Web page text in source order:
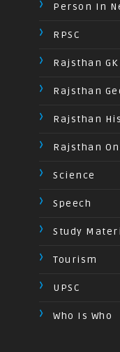
Person In
RPSC
Rajsthan GK
Rajsthan
Rajsthan
Rajsthan
Science
Speech
Study
Tourism
UPSC
Who Is Who